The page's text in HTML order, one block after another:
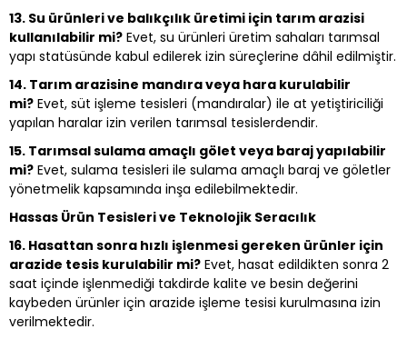
13. Su ürünleri ve balıkçılık üretimi için tarım arazisi
kullanılabilir mi? Evet, su ürünleri üretim sahaları tarımsal
yapı statüsünde kabul edilerek izin süreçlerine dâhil edilmiştir.
14. Tarım arazisine mandıra veya hara kurulabilir
mi? Evet, süt işleme tesisleri (mandıralar) ile at yetiştiriciliği
yapılan haralar izin verilen tarımsal tesislerdendir.
15. Tarımsal sulama amaçlı gölet veya baraj yapılabilir
mi? Evet, sulama tesisleri ile sulama amaçlı baraj ve göletler
yönetmelik kapsamında inşa edilebilmektedir.
Hassas Ürün Tesisleri ve Teknolojik Seracılık
16. Hasattan sonra hızlı işlenmesi gereken ürünler için
arazide tesis kurulabilir mi? Evet, hasat edildikten sonra 2
saat içinde işlenmediği takdirde kalite ve besin değerini
kaybeden ürünler için arazide işleme tesisi kurulmasına izin
verilmektedir.